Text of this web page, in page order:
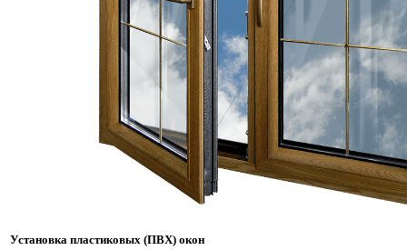
Установка пластиковых (ПВХ) окон